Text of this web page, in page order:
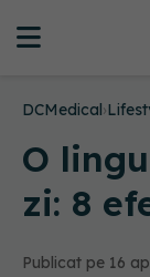
DCMedical›
O
zi: 8
Publicat pe 16